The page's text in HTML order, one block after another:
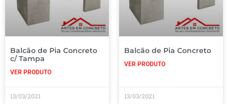
Balcão de Pia Concreto
c/ Tampa
VER PRODUTO
13/03/2021
Balcão de Pia Concreto
VER PRODUTO
13/03/2021